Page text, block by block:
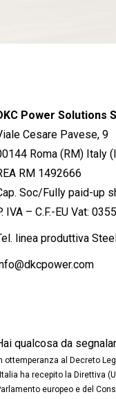
Power Solutions
Cesare Pavese, 9
Roma (RM) Italy
RM 1492666
Soc/Fully paid-up
IVA – C.F.-EU Vat:
linea produttiva
qualcosa da
ottemperanza al Decreto
ha recepito la Direttiva
europeo e del